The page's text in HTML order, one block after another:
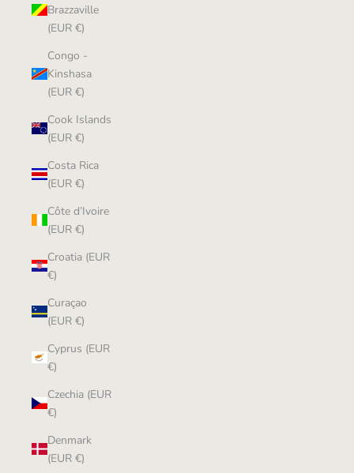
Brazzaville
(EUR €)
Congo -
Kinshasa
(EUR €)
Cook Islands
(EUR €)
Costa Rica
(EUR €)
Côte d’Ivoire
(EUR €)
Croatia (EUR
€)
Curaçao
(EUR €)
Cyprus (EUR
€)
Czechia (EUR
€)
Denmark
(EUR €)